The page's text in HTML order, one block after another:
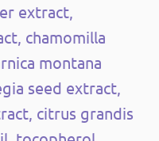
extract,
chamomilla
montana
seed extract,
citrus grandis